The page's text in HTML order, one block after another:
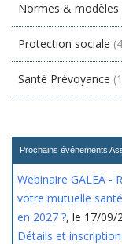
Normes & modèles
Protection sociale
Santé Prévoyance
Prochains événements
Webinaire GALEA -
votre mutuelle
en 2027 ?, le 17/09/
Détails et